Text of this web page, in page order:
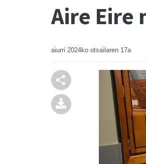
Aire Eire
aiurri 2024ko otsailaren 17a